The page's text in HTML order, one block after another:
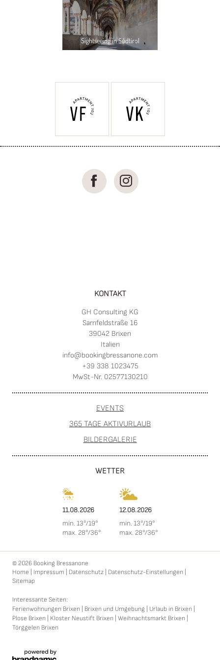
Sightseeing in Südtirol
KONTAKT
GH Consulting KG
Sarnfeldstraße 16
39042 Brixen
Italien
info@bookingbressanone.com
+39 338 1023475
MwSt-Nr. 02577130210
EVENTS
365 TAGE AKTIVURLAUB
BILDERGALERIE
WETTER
11.08.2026
12.08.2026
min. 13°/19°
max. 28°/36°
min. 13°/19°
max. 28°/36°
© 2026 Booking Bressanone
Home | Impressum | Datenschutz | Datenschutz-Einstellungen |
Sitemap
Interessante Seiten:
Ferienwohnungen Brixen | Brixen und Umgebung | Urlaub in Brixen |
Plose Brixen | Kloster Neustift Brixen | Weihnachtsmarkt Brixen |
Törggelen Brixen